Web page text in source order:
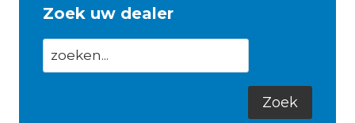
Zoek uw dealer